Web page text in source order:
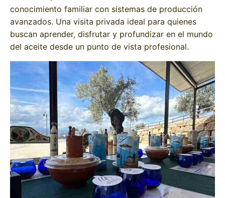
conocimiento familiar con sistemas de producción
avanzados. Una visita privada ideal para quienes
buscan aprender, disfrutar y profundizar en el mundo
del aceite desde un punto de vista profesional.